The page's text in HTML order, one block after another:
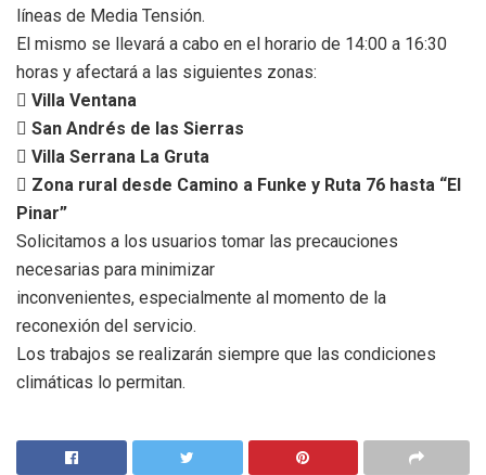
líneas de Media Tensión.
El mismo se llevará a cabo en el horario de 14:00 a 16:30
horas y afectará a las siguientes zonas:
 Villa Ventana
 San Andrés de las Sierras
 Villa Serrana La Gruta
 Zona rural desde Camino a Funke y Ruta 76 hasta “El
Pinar”
Solicitamos a los usuarios tomar las precauciones
necesarias para minimizar
inconvenientes, especialmente al momento de la
reconexión del servicio.
Los trabajos se realizarán siempre que las condiciones
climáticas lo permitan.